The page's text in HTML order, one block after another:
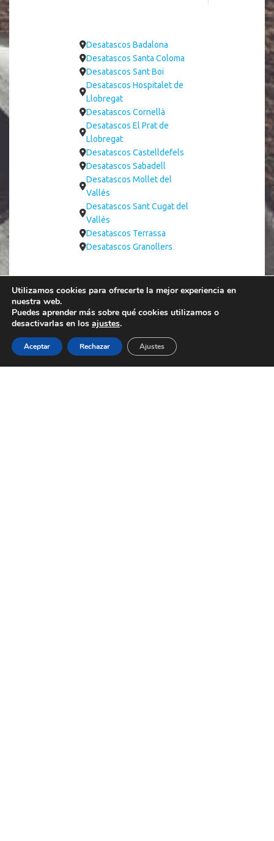
Desatascos Badalona
Desatascos Santa Coloma
Desatascos Sant Boi
Desatascos Hospitalet de
Llobregat
Desatascos Cornellà
Desatascos El Prat de
Llobregat
Desatascos Castelldefels
Desatascos Sabadell
Desatascos Mollet del
Vallés
Desatascos Sant Cugat del
Vallés
Desatascos Terrassa
Desatascos Granollers
ShopSidebar
Utilizamos cookies para ofrecerte la mejor experiencia en
nuestra web.
Puedes aprender más sobre qué cookies utilizamos o
desactivarlas en los ajustes.
Aceptar Rechazar Ajustes